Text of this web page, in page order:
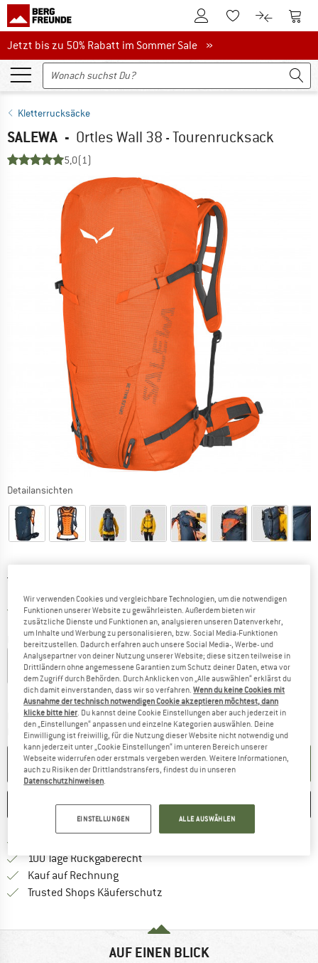
Zum KundenkontoZum Merkzettel.
Zum Zum
Jetzt bis zu 50% Rabatt im Sommer Sale
Jetzt bis zu 50% Rabatt im Sommer Sale »
Kletterrucksäcke
SALEWA - Ortles Wall 38 - Tourenrucksack
5,0(1)
Detailansichten
Ursprünglicher Preis :
209,95
Preis:
165,86€ inkl. MwSt.
Versandkostenfrei(AT)Österreich. Informationen zu den
Farbe:Red Orange
21%
Lieferzeit: 2-4 Werktage
Der Link öffnet sich in einer Infobox und
Menge:
IN DEN WARENKORB
MERKEN VERGLEICHEN
100 Tage Rückgaberecht
Kauf auf RechnungFinde die Zahlungs-Infos hier! Öffnet
Trusted Shops Käuferschutz
AUF EINEN BLICK
Wir verwenden Cookies und vergleichbare Technologien, um die notwendigen
Funktionen unserer Website zu gewährleisten. Außerdem bieten wir
zusätzliche Dienste und Funktionen an, analysieren unseren Datenverkehr,
um Inhalte und Werbung zu personalisieren, bzw. Social Media-Funktionen
bereitzustellen. Dadurch erfahren auch unsere Social Media-, Werbe- und
Analysepartner von deiner Nutzung unserer Website; diese sitzen teilweise in
Drittländern ohne angemessene Garantien zum Schutz deiner Daten, etwa vor
dem Zugriff durch Behörden. Durch Anklicken von „Alle auswählen“ erklärst du
dich damit einverstanden, dass wir so verfahren.Wenn du keine Cookies mit
Ausnahme der technisch notwendigen Cookie akzeptieren möchtest, dann
klicke bitte hier. Du kannst deine Cookie Einstellungen aber auch jederzeit in
den „Einstellungen“ anpassen und einzelne Kategorien auswählen. Deine
Einwilligung ist freiwillig, für die Nutzung dieser Website nicht notwendig und
kann jederzeit unter „Cookie Einstellungen“ im unteren Bereich unserer
Webseite widerrufen oder erstmals vergeben werden. Weitere Informationen,
auch zu Risiken der Drittlandstransfers, findest du in unseren
Datenschutzhinweisen.
EINSTELLUNGEN ALLE AUSWÄHLEN